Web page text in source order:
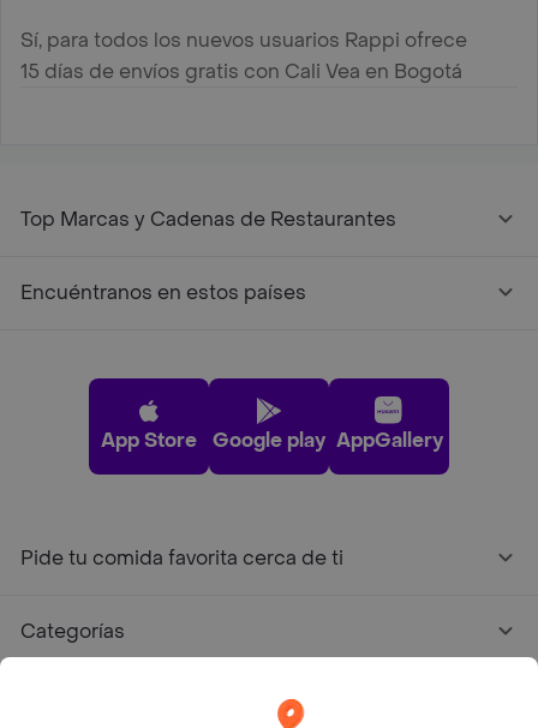
Sí, para todos los nuevos usuarios Rappi ofrece
15 días de envíos gratis con Cali Vea en Bogotá
Top Marcas y Cadenas de Restaurantes
Encuéntranos en estos países
App Store Google play AppGallery
Pide tu comida favorita cerca de ti
Categorías